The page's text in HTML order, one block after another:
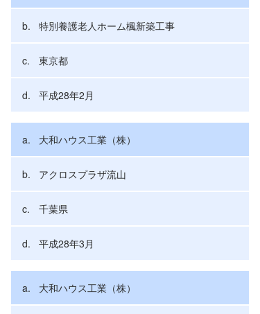
特別養護老人ホーム楓新築工事
東京都
平成28年2月
大和ハウス工業（株）
アクロスプラザ流山
千葉県
平成28年3月
大和ハウス工業（株）